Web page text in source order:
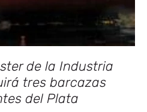
de la Industria
tres barcazas
del Plata